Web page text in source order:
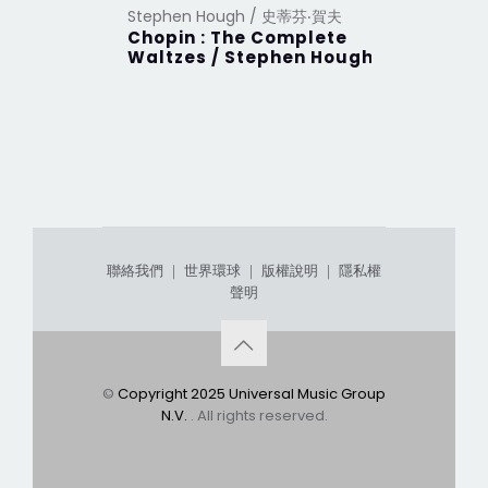
Stephen Hough / 史蒂芬‧賀夫
Chopin : The Complete
Waltzes / Stephen Hough
聯絡我們 ｜ 世界環球 ｜ 版權說明 ｜ 隱私權
聲明
© Copyright 2025 Universal Music Group
N.V. . All rights reserved.